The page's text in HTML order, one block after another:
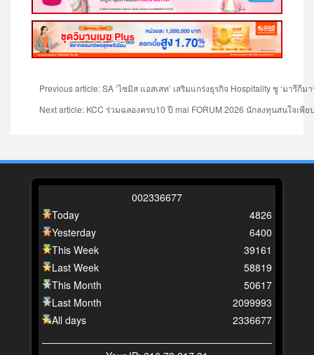
Previous article: SA ‘ไซมิส แอสเสท’ เสริมแกร่งธุรกิจ Hospitality ชู ‘มารี
Next article: KCC ร่วมฉลองครบ10 ปี mai FORUM 2026 นักลงทุนสนใจเพีย
002336677
Today
Yesterday
This Week
Last Week
This Month
Last Month
All days
4826
6400
39161
58819
50617
2099993
2336677